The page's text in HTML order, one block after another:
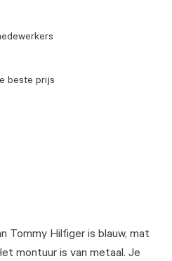
Tommy Hilfiger is blauw, mat
montuur is van metaal. Je
beste prijs